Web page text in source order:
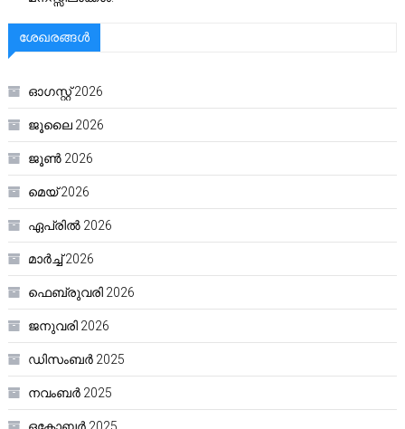
ശേഖരങ്ങൾ
ഓഗസ്റ്റ്‌ 2026
ജൂലൈ 2026
ജൂൺ 2026
മെയ്‌ 2026
ഏപ്രിൽ 2026
മാർച്ച്‌ 2026
ഫെബ്രുവരി 2026
ജനുവരി 2026
ഡിസംബർ 2025
നവംബർ 2025